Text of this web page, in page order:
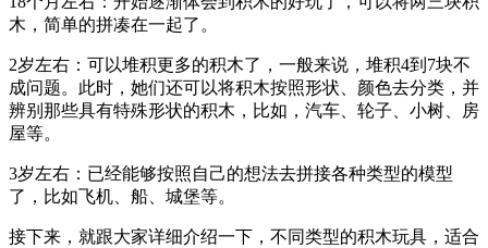
木，简单的拼凑在一起了。
2岁左右：可以堆积更多的积木了，一般来说，堆积4到7块不
成问题。此时，她们还可以将积木按照形状、颜色去分类，并
辨别那些具有特殊形状的积木，比如，汽车、轮子、小树、房
屋等。
3岁左右：已经能够按照自己的想法去拼接各种类型的模型
了，比如飞机、船、城堡等。
接下来，就跟大家详细介绍一下，不同类型的积木玩具，适合